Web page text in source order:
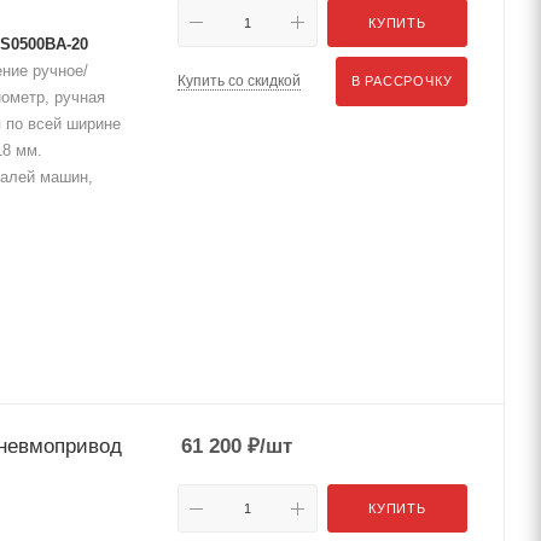
20
ручное/
ручная
по всей ширине
мм.
машин,
КУПИТЬ
Купить со скидкой В РАССРОЧКУ
61 200 ₽/шт
КУПИТЬ